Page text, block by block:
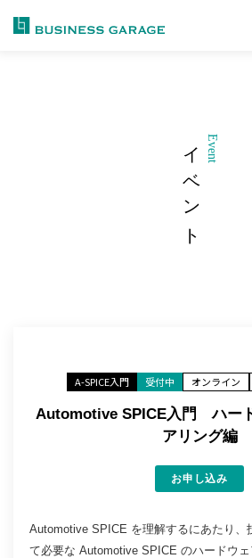
Event
イベント
A-SPICE入門 受付中 オンライン
Automotive SPICE入門 ハー
アリング編
お申し込み
Automotive SPICE を理解するにあたり、
て必要な Automotive SPICE のハードウ